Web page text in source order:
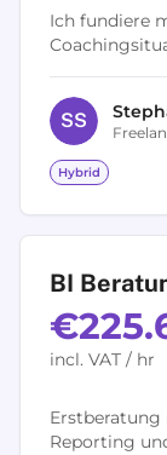
Ich fundiere
ich
SS
Hybrid
BI
incl. VAT / hr
Erstberatung
Reporting